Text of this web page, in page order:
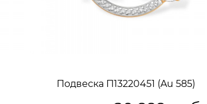
Подвеска П13220451 (Au 585)